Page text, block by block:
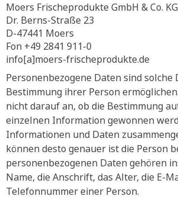
Moers Frischeprodukte GmbH & Co. KG
Dr. Berns-Straße 23
D-47441 Moers
Fon +49 2841 911-0
info[a]moers-frischeprodukte.de
Personenbezogene Daten sind solche
Bestimmung ihrer Person
nicht darauf an, ob die Bestimmung
einzelnen Information gewonnen
Informationen und Daten
können desto genauer ist die Person
personenbezogenen Daten gehören
Name, die Anschrift, das Alter, die E-
Telefonnummer einer Person.